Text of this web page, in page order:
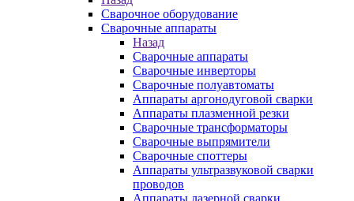
Сварочное оборудование
Сварочные аппараты
Назад
Сварочные аппараты
Сварочные инверторы
Сварочные полуавтоматы
Аппараты аргонодуговой сварки
Аппараты плазменной резки
Сварочные трансформаторы
Сварочные выпрямители
Сварочные споттеры
Аппараты ультразвуковой сварки
проводов
Аппараты лазерной сварки